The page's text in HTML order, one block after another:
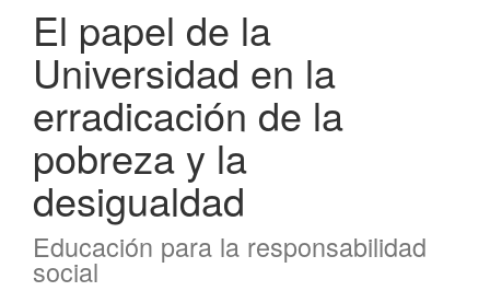
El papel de la
Universidad en la
erradicación de la
pobreza y la
desigualdad
Educación para la responsabilidad
social